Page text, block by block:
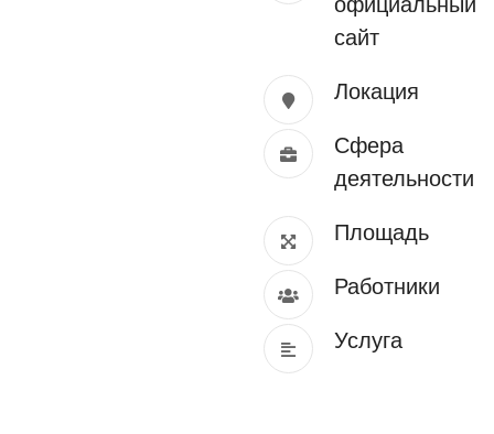
сайт
Локация
Сфера
деятельности
Площадь
Работники
Услуга